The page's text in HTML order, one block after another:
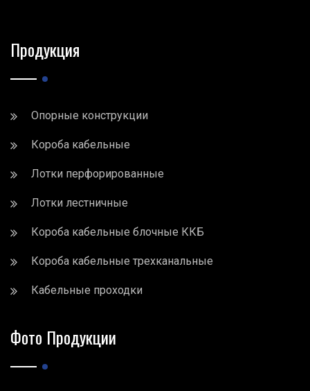
Продукция
Опорные конструкции
Короба кабельные
Лотки перфорированные
Лотки лестничные
Короба кабельные блочные ККБ
Короба кабельные трехканальные
Кабельные проходки
Фото Продукции